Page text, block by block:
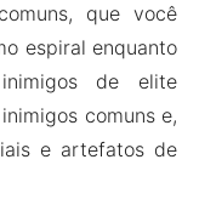
que você
espiral enquanto
de elite
comuns e,
e artefatos de